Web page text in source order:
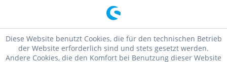
Diese Website benutzt Cookies, die für den technischen Betrieb
der Website erforderlich sind und stets gesetzt werden.
Andere Cookies, die den Komfort bei Benutzung dieser Website